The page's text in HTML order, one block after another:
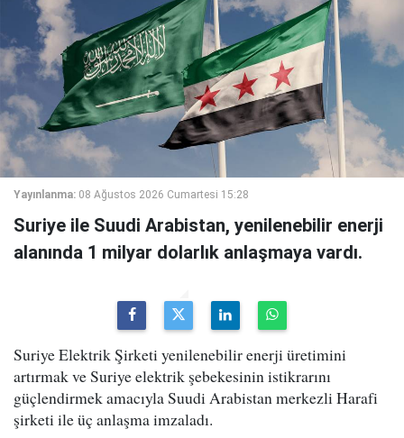
Yayınlanma: 08 Ağustos 2026 Cumartesi 15:28
Suriye ile Suudi Arabistan, yenilenebilir enerji
alanında 1 milyar dolarlık anlaşmaya vardı.
Suriye Elektrik Şirketi yenilenebilir enerji üretimini
artırmak ve Suriye elektrik şebekesinin istikrarını
güçlendirmek amacıyla Suudi Arabistan merkezli Harafi
şirketi ile üç anlaşma imzaladı.